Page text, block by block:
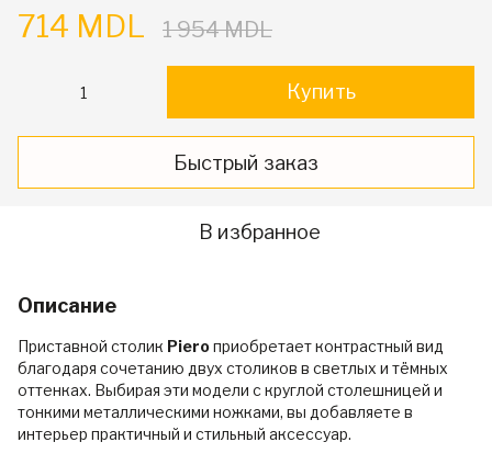
714 MDL 1 954 MDL
Купить
Быстрый заказ
В избранное
Описание
Приставной столик Pieroприобретает контрастный вид
благодаря сочетанию двух столиков в светлых и тёмных
оттенках. Выбирая эти модели с круглой столешницей и
тонкими металлическими ножками, вы добавляете в
интерьер практичный и стильный аксессуар.